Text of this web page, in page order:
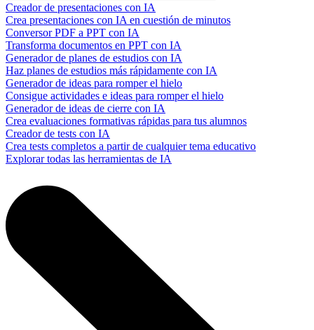
Creador de presentaciones con IA
Crea presentaciones con IA en cuestión de minutos
Conversor PDF a PPT con IA
Transforma documentos en PPT con IA
Generador de planes de estudios con IA
Haz planes de estudios más rápidamente con IA
Generador de ideas para romper el hielo
Consigue actividades e ideas para romper el hielo
Generador de ideas de cierre con IA
Crea evaluaciones formativas rápidas para tus alumnos
Creador de tests con IA
Crea tests completos a partir de cualquier tema educativo
Explorar todas las herramientas de IA